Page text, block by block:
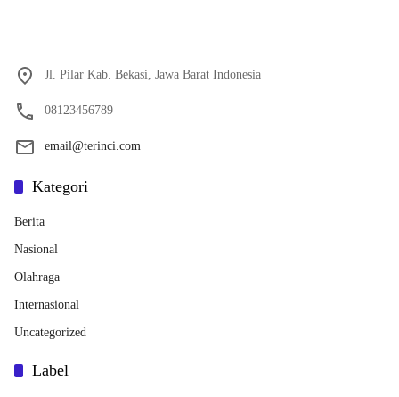
Jl. Pilar Kab. Bekasi, Jawa Barat Indonesia
08123456789
email@terinci.com
Kategori
Berita
Nasional
Olahraga
Internasional
Uncategorized
Label